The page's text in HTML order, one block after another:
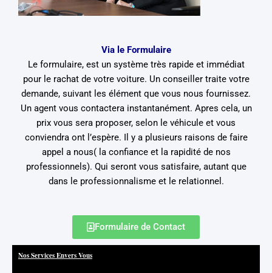
Via le Formulaire
Le formulaire, est un système très rapide et immédiat
pour le rachat de votre voiture. Un conseiller traite votre
demande, suivant les élément que vous nous fournissez.
Un agent vous contactera instantanément. Apres cela, un
prix vous sera proposer, selon le véhicule et vous
conviendra ont l’espère. Il y a plusieurs raisons de faire
appel a nous( la confiance et la rapidité de nos
professionnels). Qui seront vous satisfaire, autant que
dans le professionnalisme et le relationnel.
Formulaire de Contact
Nos Services Envers Vous